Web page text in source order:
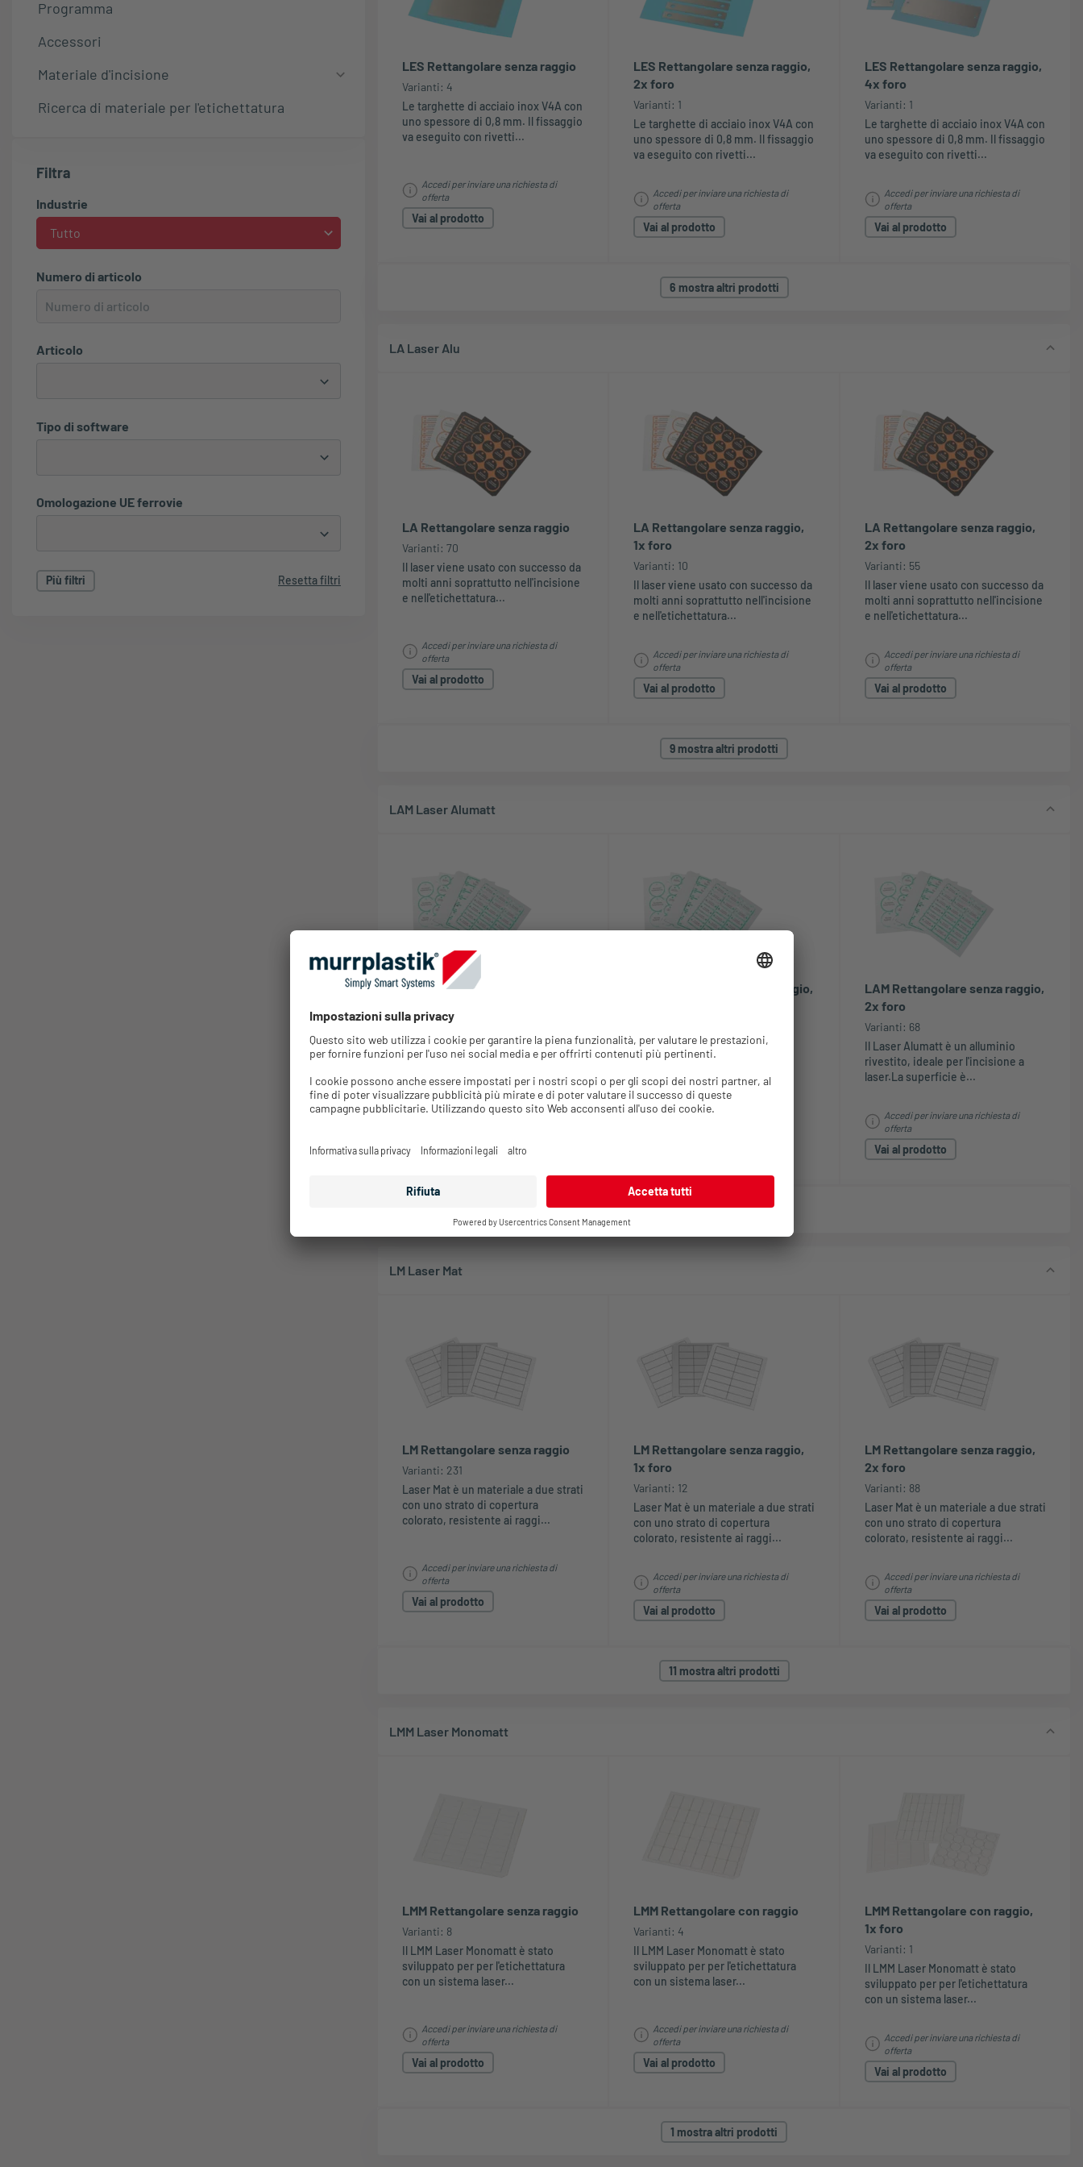
Programma
Accessori
Materiale d'incisione
Ricerca di materiale per l'etichettatura
Filtra
Industrie
Tutto
Numero di articolo
Articolo
Tipo di software
Omologazione UE ferrovie
Più filtri Resetta filtri
LES Rettangolare senza raggio
Varianti: 4
Le targhette di acciaio inox V4A con
uno spessore di 0,8 mm. Il fissaggio
va eseguito con rivetti...
Accedi per inviare una richiesta di
offerta
Vai al prodotto
LES Rettangolare senza raggio,
2x foro
Varianti: 1
Le targhette di acciaio inox V4A con
uno spessore di 0,8 mm. Il fissaggio
va eseguito con rivetti...
Accedi per inviare una richiesta di
offerta
Vai al prodotto
LES Rettangolare senza raggio,
4x foro
Varianti: 1
Le targhette di acciaio inox V4A con
uno spessore di 0,8 mm. Il fissaggio
va eseguito con rivetti...
Accedi per inviare una richiesta di
offerta
Vai al prodotto
6 mostra altri prodotti
LA Laser Alu
LA Rettangolare senza raggio
Varianti: 70
Il laser viene usato con successo da
molti anni soprattutto nell'incisione
e nell'etichettatura...
Accedi per inviare una richiesta di
offerta
Vai al prodotto
LA Rettangolare senza raggio,
1x foro
Varianti: 10
Il laser viene usato con successo da
molti anni soprattutto nell'incisione
e nell'etichettatura...
Accedi per inviare una richiesta di
offerta
Vai al prodotto
LA Rettangolare senza raggio,
2x foro
Varianti: 55
Il laser viene usato con successo da
molti anni soprattutto nell'incisione
e nell'etichettatura...
Accedi per inviare una richiesta di
offerta
Vai al prodotto
9 mostra altri prodotti
LAM Laser Alumatt
LAM Rettangolare senza raggio
Varianti: 45
rivestito, ideale per l'incisione a
laser.La superficie è...
Accedi per inviare una richiesta di
LAM Rettangolare senza raggio,
Il Laser Alumatt è un alluminio
rivestito, ideale per l'incisione a
laser.La superficie è...
Accedi per inviare una richiesta di
LAM Rettangolare senza raggio,
2x foro
Varianti: 68
Il Laser Alumatt è un alluminio
rivestito, ideale per l'incisione a
laser.La superficie è...
Accedi per inviare una richiesta di
offerta
Vai al prodotto
12 mostra altri prodotti
LM Laser Mat
LM Rettangolare senza raggio
Varianti: 231
Laser Mat è un materiale a due strati
con uno strato di copertura
colorato, resistente ai raggi...
Accedi per inviare una richiesta di
offerta
Vai al prodotto
LM Rettangolare senza raggio,
1x foro
Varianti: 12
Laser Mat è un materiale a due strati
con uno strato di copertura
colorato, resistente ai raggi...
Accedi per inviare una richiesta di
offerta
Vai al prodotto
LM Rettangolare senza raggio,
2x foro
Varianti: 88
Laser Mat è un materiale a due strati
con uno strato di copertura
colorato, resistente ai raggi...
Accedi per inviare una richiesta di
offerta
Vai al prodotto
11 mostra altri prodotti
LMM Laser Monomatt
LMM Rettangolare senza raggio
Varianti: 8
Il LMM Laser Monomatt è stato
sviluppato per per l'etichettatura
con un sistema laser...
Accedi per inviare una richiesta di
offerta
Vai al prodotto
LMM Rettangolare con raggio
Varianti: 4
Il LMM Laser Monomatt è stato
sviluppato per per l'etichettatura
con un sistema laser...
Accedi per inviare una richiesta di
offerta
Vai al prodotto
LMM Rettangolare con raggio,
1x foro
Varianti: 1
Il LMM Laser Monomatt è stato
sviluppato per per l'etichettatura
con un sistema laser...
Accedi per inviare una richiesta di
offerta
Vai al prodotto
1 mostra altri prodotti